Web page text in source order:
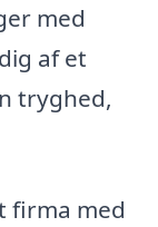
med
af et
tryghed,
firma med